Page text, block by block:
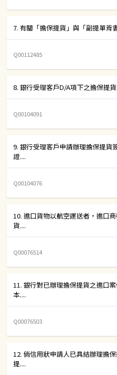
7. 有關「擔保提貨」與「副提單背
Q00112485
8. 銀行受理客戶D/A項下之擔保提
Q00104091
9. 銀行受理客戶申請辦理擔保提貨
證....
Q00104076
10. 進口貨物以航空運送者，進口
貨....
Q00076514
11. 銀行對已辦理擔保提貨之進口
本....
Q00076503
12. 倘信用狀申請人已具結辦理擔
提....